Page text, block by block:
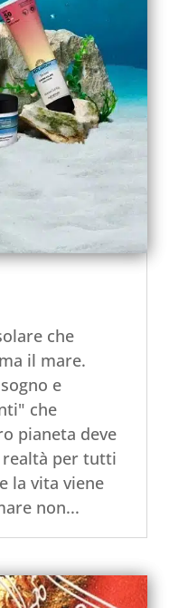
che
il mare.
e
che
pianeta deve
realtà per tutti
la vita viene
non...